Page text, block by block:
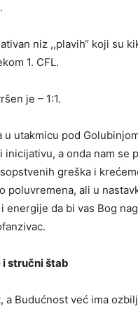
niz ,,plavih“ koji su
1. CFL.
je – 1:1.
u utakmicu pod
inicijativu, a onda nam se
greška i
poluvremena, ali u
energije da bi vas Bog
i stručni štab
a Budućnost već ima